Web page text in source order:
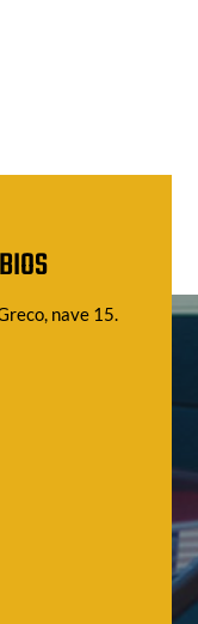
nave 15.